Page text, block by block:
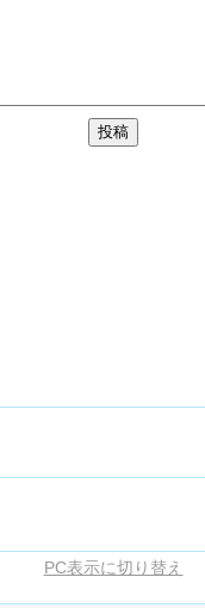
PC表示に切り替え